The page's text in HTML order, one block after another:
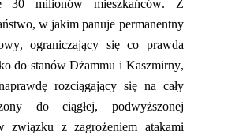
30 milionów mieszkańców. Z
wjakim panuje permanentny
ograniczający się co prawda
do stanówDżammu i Kaszmirny,
rozciągający się na cały
do ciągłej, podwyższonej
związku z zagrożeniem atakami